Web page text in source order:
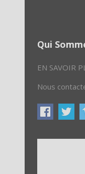
Qui
EN SAVOIR
Nous